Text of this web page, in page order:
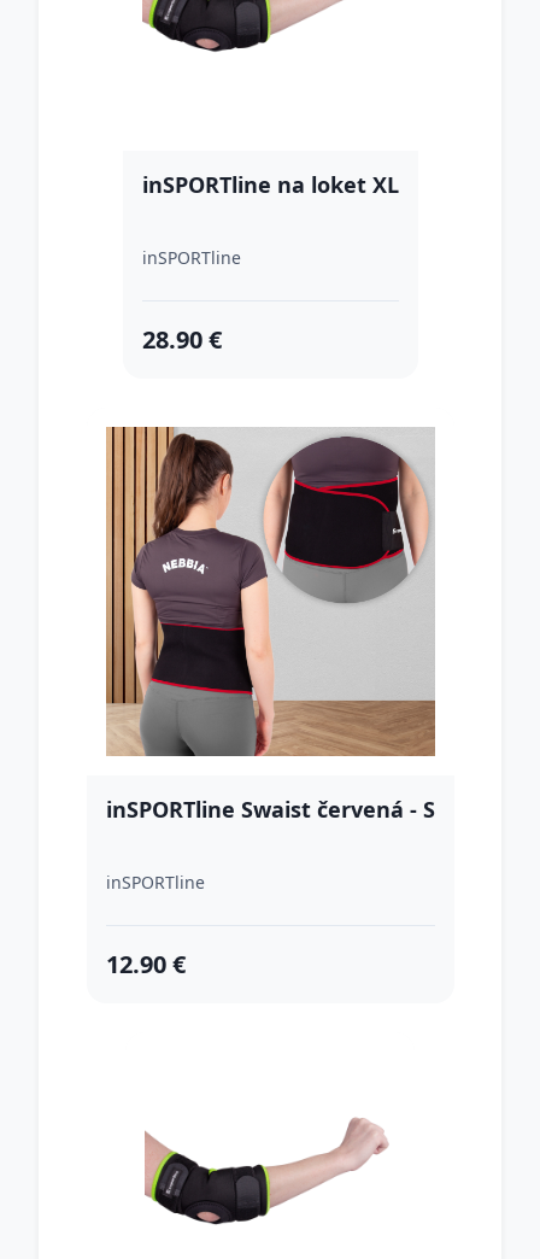
inSPORTline na loket XL
inSPORTline
28.90 €
inSPORTline Swaist červená - S
inSPORTline
12.90 €